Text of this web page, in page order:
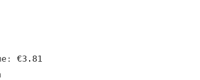
€3.81